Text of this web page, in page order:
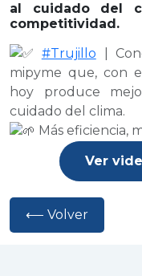
al cuidado del
competitividad.
#Trujillo |
mipyme que, con
hoy produce
cuidado del clima.
Más eficiencia,
Ver
⟵ Volver